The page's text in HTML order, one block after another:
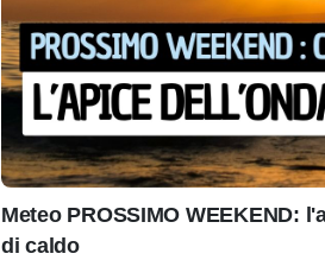
Meteo PROSSIMO WEEKEND:
di caldo